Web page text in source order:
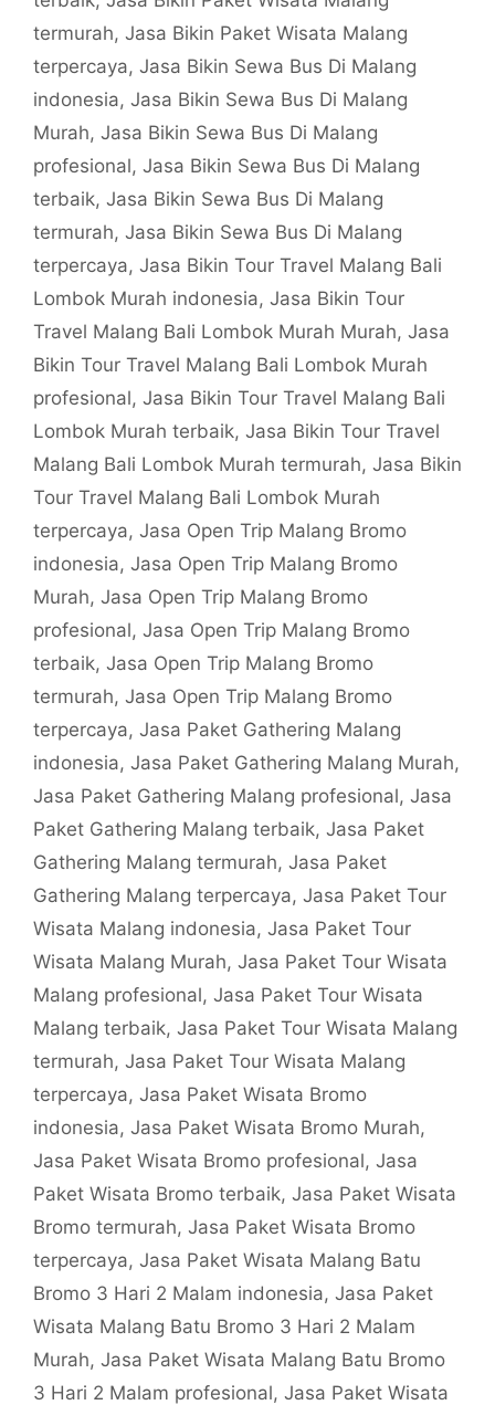
termurah, Jasa Bikin Paket Wisata Malang
terpercaya, Jasa Bikin Sewa Bus Di Malang
indonesia, Jasa Bikin Sewa Bus Di Malang
Murah, Jasa Bikin Sewa Bus Di Malang
profesional, Jasa Bikin Sewa Bus Di Malang
terbaik, Jasa Bikin Sewa Bus Di Malang
termurah, Jasa Bikin Sewa Bus Di Malang
terpercaya, Jasa Bikin Tour Travel Malang Bali
Lombok Murah indonesia, Jasa Bikin Tour
Travel Malang Bali Lombok Murah Murah, Jasa
Bikin Tour Travel Malang Bali Lombok Murah
profesional, Jasa Bikin Tour Travel Malang Bali
Lombok Murah terbaik, Jasa Bikin Tour Travel
Malang Bali Lombok Murah termurah, Jasa Bikin
Tour Travel Malang Bali Lombok Murah
terpercaya, Jasa Open Trip Malang Bromo
indonesia, Jasa Open Trip Malang Bromo
Murah, Jasa Open Trip Malang Bromo
profesional, Jasa Open Trip Malang Bromo
terbaik, Jasa Open Trip Malang Bromo
termurah, Jasa Open Trip Malang Bromo
terpercaya, Jasa Paket Gathering Malang
indonesia, Jasa Paket Gathering Malang Murah,
Jasa Paket Gathering Malang profesional, Jasa
Paket Gathering Malang terbaik, Jasa Paket
Gathering Malang termurah, Jasa Paket
Gathering Malang terpercaya, Jasa Paket Tour
Wisata Malang indonesia, Jasa Paket Tour
Wisata Malang Murah, Jasa Paket Tour Wisata
Malang profesional, Jasa Paket Tour Wisata
Malang terbaik, Jasa Paket Tour Wisata Malang
termurah, Jasa Paket Tour Wisata Malang
terpercaya, Jasa Paket Wisata Bromo
indonesia, Jasa Paket Wisata Bromo Murah,
Jasa Paket Wisata Bromo profesional, Jasa
Paket Wisata Bromo terbaik, Jasa Paket Wisata
Bromo termurah, Jasa Paket Wisata Bromo
terpercaya, Jasa Paket Wisata Malang Batu
Bromo 3 Hari 2 Malam indonesia, Jasa Paket
Wisata Malang Batu Bromo 3 Hari 2 Malam
Murah, Jasa Paket Wisata Malang Batu Bromo
3 Hari 2 Malam profesional, Jasa Paket Wisata